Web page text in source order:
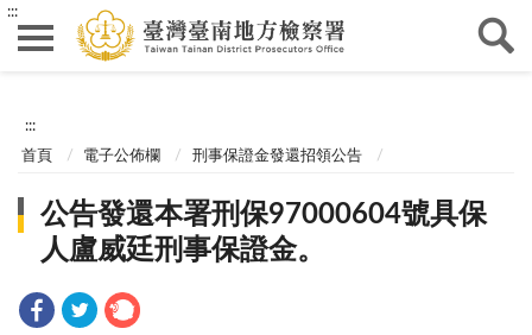
:::
:::
首頁 電子公佈欄 刑事保證金發還招領公告
公告發還本署刑保97000604號具保
人盧威廷刑事保證金。